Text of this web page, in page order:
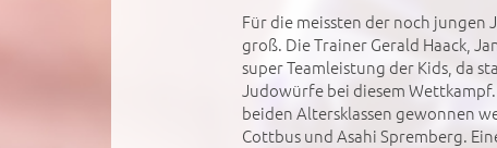
Für die meissten der noch jungen
groß. Die Trainer Gerald Haack,
super Teamleistung der Kids, da
Judowürfe bei diesem
beiden Altersklassen gewonnen
Cottbus und Asahi Spremberg.